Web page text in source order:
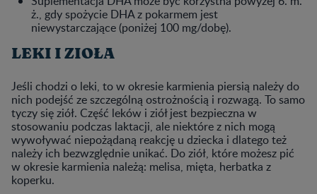
ż., gdy spożycie DHA z pokarmem jest
niewystarczające (poniżej 100 mg/dobę).
LEKI I ZIOŁA
Jeśli chodzi o leki, to w okresie karmienia piersią należy do
nich podejść ze szczególną ostrożnością i rozwagą. To samo
tyczy się ziół. Część leków i ziół jest bezpieczna w
stosowaniu podczas laktacji, ale niektóre z nich mogą
wywoływać niepożądaną reakcję u dziecka i dlatego też
należy ich bezwzględnie unikać. Do ziół, które możesz pić
w okresie karmienia należą: melisa, mięta, herbatka z
koperku.